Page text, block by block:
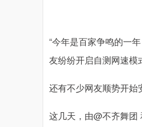
“今年是百家争鸣的一
友纷纷开启自测网速模
还有不少网友顺势开始
这几天，由@不齐舞团